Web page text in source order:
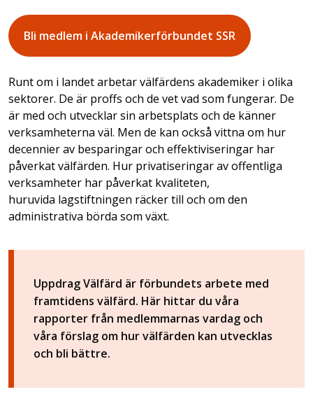
Bli medlem i Akademikerförbundet SSR
Runt om i landet arbetar välfärdens akademiker i olika
sektorer. De är proffs och de vet vad som fungerar. De
är med och utvecklar sin arbetsplats och de känner
verksamheterna väl. Men de kan också vittna om hur
decennier av besparingar och effektiviseringar har
påverkat välfärden. Hur privatiseringar av offentliga
verksamheter har påverkat kvaliteten,
huruvida lagstiftningen räcker till och om den
administrativa börda som växt.
Uppdrag Välfärd är förbundets arbete med
framtidens välfärd. Här hittar du våra
rapporter från medlemmarnas vardag och
våra förslag om hur välfärden kan utvecklas
och bli bättre.